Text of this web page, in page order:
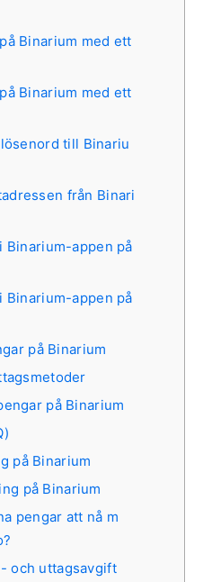
Binarium med ett
Binarium med ett
till Binariu
från Binari
Binarium-appen på
Binarium-appen på
på Binarium
på Binarium
på Binarium
på Binarium
pengar att nå m
och uttagsavgift